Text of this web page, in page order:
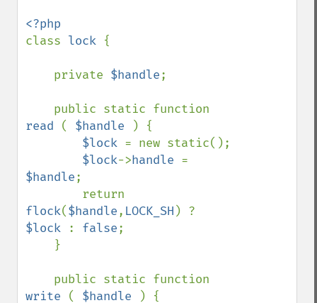
class lock {
    private
$handle;
read ( $handle
) {
$lock = new static();
$lock->handle
$handle;
flock($handle, LOCK_SH
$lock
: false;
write ( $handle ) {